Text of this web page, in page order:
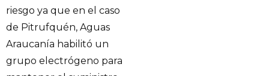
riesgo ya que en el caso
de Pitrufquén, Aguas
Araucanía habilitó un
grupo electrógeno para